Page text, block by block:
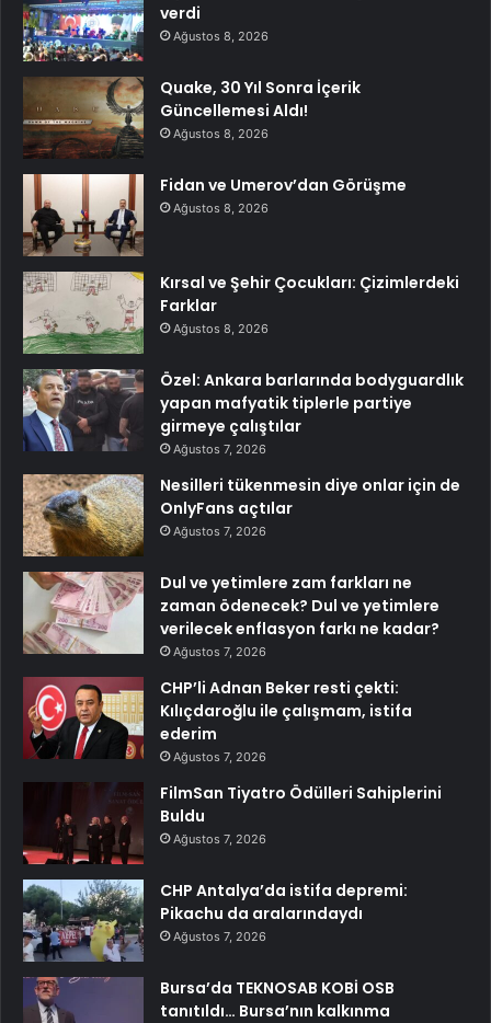
verdi
Ağustos 8, 2026
Quake, 30 Yıl Sonra İçerik
Güncellemesi Aldı!
Ağustos 8, 2026
Fidan ve Umerov’dan Görüşme
Ağustos 8, 2026
Kırsal ve Şehir Çocukları: Çizimlerdeki
Farklar
Ağustos 8, 2026
Özel: Ankara barlarında bodyguardlık
yapan mafyatik tiplerle partiye
girmeye çalıştılar
Ağustos 7, 2026
Nesilleri tükenmesin diye onlar için de
OnlyFans açtılar
Ağustos 7, 2026
Dul ve yetimlere zam farkları ne
zaman ödenecek? Dul ve yetimlere
verilecek enflasyon farkı ne kadar?
Ağustos 7, 2026
CHP’li Adnan Beker resti çekti:
Kılıçdaroğlu ile çalışmam, istifa
ederim
Ağustos 7, 2026
FilmSan Tiyatro Ödülleri Sahiplerini
Buldu
Ağustos 7, 2026
CHP Antalya’da istifa depremi:
Pikachu da aralarındaydı
Ağustos 7, 2026
Bursa’da TEKNOSAB KOBİ OSB
tanıtıldı… Bursa’nın kalkınma